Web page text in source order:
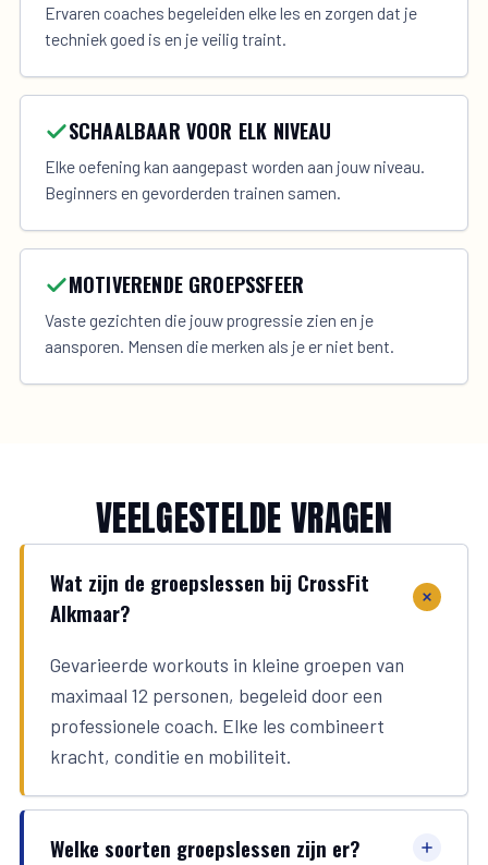
Ervaren coaches begeleiden elke les en zorgen dat je
techniek goed is en je veilig traint.
SCHAALBAAR VOOR ELK NIVEAU
Elke oefening kan aangepast worden aan jouw niveau.
Beginners en gevorderden trainen samen.
MOTIVERENDE GROEPSSFEER
Vaste gezichten die jouw progressie zien en je
aansporen. Mensen die merken als je er niet bent.
VEELGESTELDE VRAGEN
Wat zijn de groepslessen bij CrossFit
Alkmaar?
Gevarieerde workouts in kleine groepen van
maximaal 12 personen, begeleid door een
professionele coach. Elke les combineert
kracht, conditie en mobiliteit.
Welke soorten groepslessen zijn er?